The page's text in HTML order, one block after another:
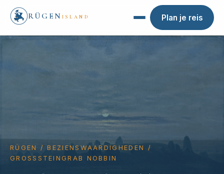
RÜGEN ISLAND Plan je reis
RÜGEN / BEZIENSWAARDIGHEDEN
/
GROSSSTEINGRAB NOBBIN